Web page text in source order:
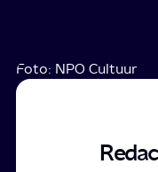
Foto: NPO Cultuur